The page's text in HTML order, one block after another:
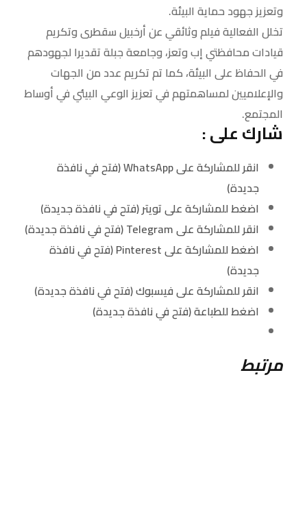
وتعزيز جهود حماية البيئة.
تخلل الفعالية فيلم وثائقي عن أرخبيل سقطرى وتكريم
قيادات محافظتي إب وتعز، وجامعة جبلة تقديرا لجهودهم
في الحفاظ على البيئة، كما تم تكريم عدد من الجهات
والإعلاميين لمساهمتهم في تعزيز الوعي البيئي في أوساط
المجتمع.
شارك على :
انقر للمشاركة على WhatsApp (فتح في نافذة
جديدة)
اضغط للمشاركة على تويتر (فتح في نافذة جديدة)
انقر للمشاركة على Telegram (فتح في نافذة جديدة)
اضغط للمشاركة على Pinterest (فتح في نافذة
جديدة)
انقر للمشاركة على فيسبوك (فتح في نافذة جديدة)
اضغط للطباعة (فتح في نافذة جديدة)
مرتبط